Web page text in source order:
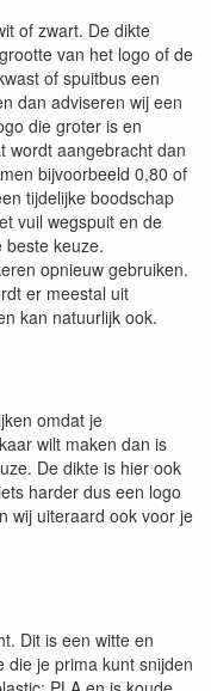
of zwart. De dikte
van het logo of de
of spuitbus een
dan adviseren wij een
die groter is en
wordt aangebracht dan
bijvoorbeeld 0,80 of
tijdelijke boodschap
vuil wegspuit en de
beste keuze.
opnieuw gebruiken.
er meestal uit
kan natuurlijk ook.
omdat je
wilt maken dan is
De dikte is hier ook
harder dus een logo
wij uiteraard ook voor je
Dit is een witte en
die je prima kunt snijden